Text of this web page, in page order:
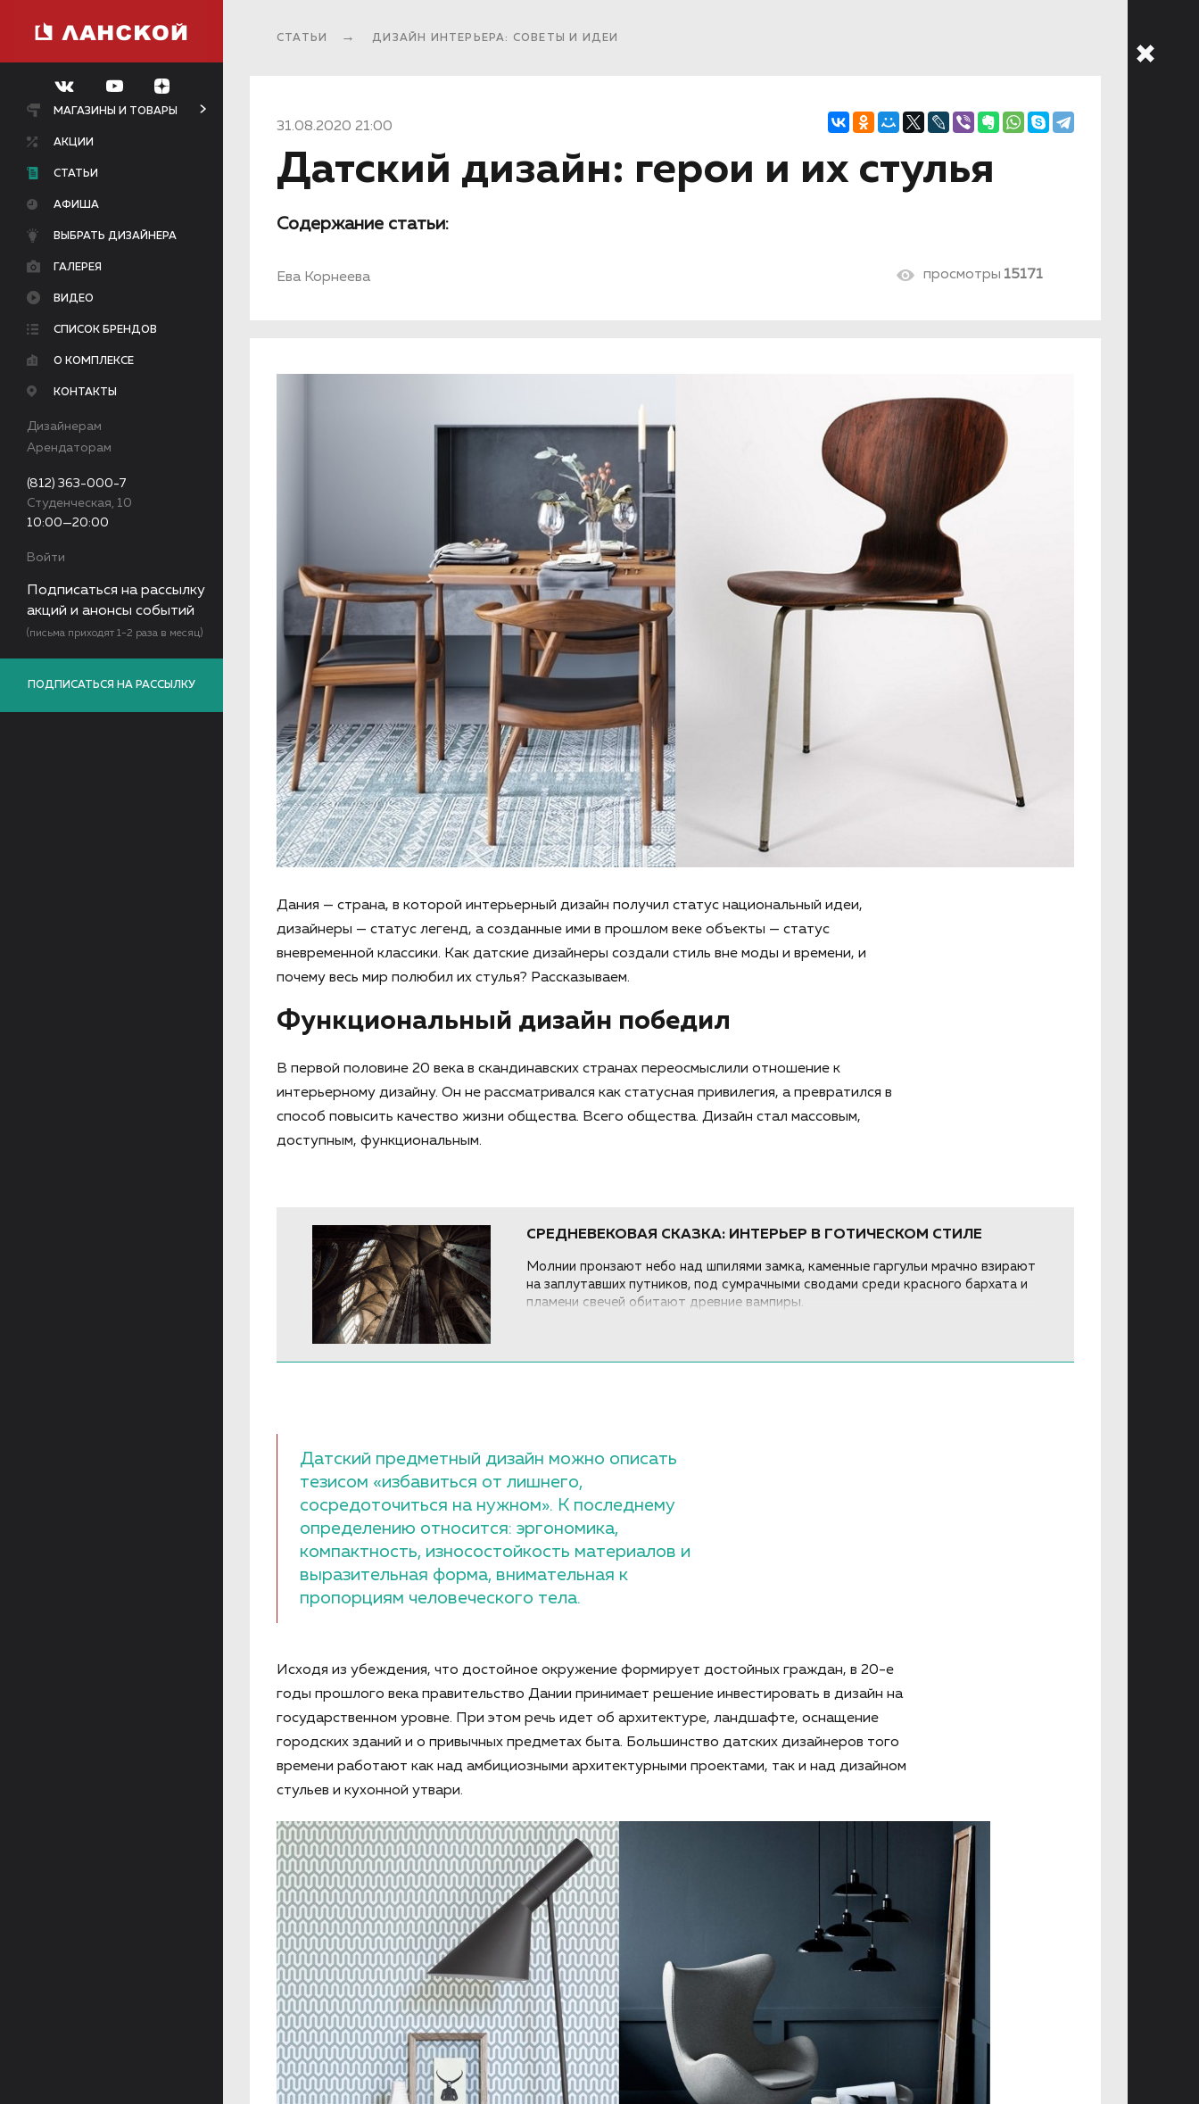
МАГАЗИНЫ И ТОВАРЫ
АКЦИИ
СТАТЬИ
АФИША
ВЫБРАТЬ ДИЗАЙНЕРА
ГАЛЕРЕЯ
ВИДЕО
СПИСОК БРЕНДОВ
О КОМПЛЕКСЕ
КОНТАКТЫ
Дизайнерам
Арендаторам
(812) 363-000-7
Студенческая, 10
10:00—20:00
Войти
Подписаться на рассылку
акций и анонсы событий
(письма приходят 1-2 раза в месяц)
ПОДПИСАТЬСЯ НА РАССЫЛКУ
СТАТЬИ ДИЗАЙН ИНТЕРЬЕРА: СОВЕТЫ И ИДЕИ
31.08.2020 21:00
Датский дизайн: герои и их стулья
Содержание статьи:
Ева Корнеева просмотры 15171
Дания — страна, в которой интерьерный дизайн получил статус национальный идеи,
дизайнеры — статус легенд, а созданные ими в прошлом веке объекты — статус
вневременной классики. Как датские дизайнеры создали стиль вне моды и времени, и
почему весь мир полюбил их стулья? Рассказываем.
Функциональный дизайн победил
В первой половине 20 века в скандинавских странах переосмыслили отношение к
интерьерному дизайну. Он не рассматривался как статусная привилегия, а превратился в
способ повысить качество жизни общества. Всего общества. Дизайн стал массовым,
доступным, функциональным.
СРЕДНЕВЕКОВАЯ СКАЗКА: ИНТЕРЬЕР В ГОТИЧЕСКОМ СТИЛЕ
Молнии пронзают небо над шпилями замка, каменные гаргульи мрачно взирают
на заплутавших путников, под сумрачными сводами среди красного бархата и
пламени свечей обитают древние вампиры.
Датский предметный дизайн можно описать
тезисом «избавиться от лишнего,
сосредоточиться на нужном». К последнему
определению относится: эргономика,
компактность, износостойкость материалов и
выразительная форма, внимательная к
пропорциям человеческого тела.
Исходя из убеждения, что достойное окружение формирует достойных граждан, в 20-е
годы прошлого века правительство Дании принимает решение инвестировать в дизайн на
государственном уровне. При этом речь идет об архитектуре, ландшафте, оснащение
городских зданий и о привычных предметах быта. Большинство датских дизайнеров того
времени работают как над амбициозными архитектурными проектами, так и над дизайном
стульев и кухонной утвари.